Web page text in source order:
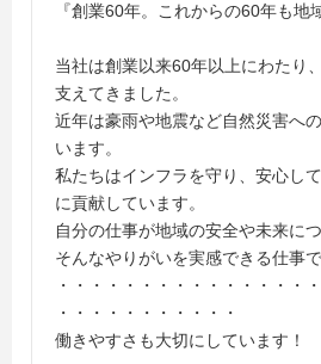
『創業60年。これからの60年も地
当社は創業以来60年以上にわたり
支えてきました。
近年は豪雨や地震など自然災害へ
います。
私たちはインフラを守り、安心し
に貢献しています。
自分の仕事が地域の安全や未来につ
そんなやりがいを実感できる仕事で
・・・・・・・・・・・・・・・
・・・・・・・・・・・
働きやすさも大切にしています！